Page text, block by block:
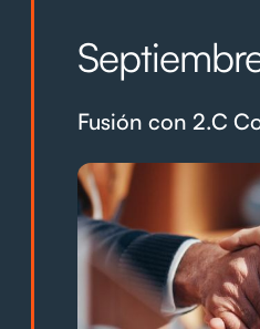
Fusión con 2.C